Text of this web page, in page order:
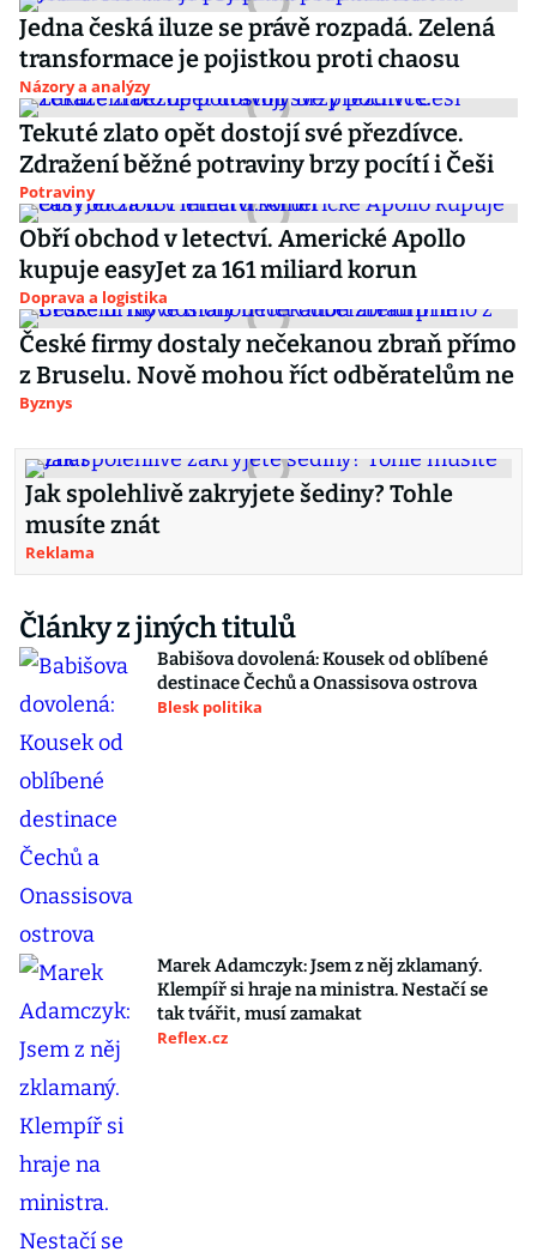
Jedna česká iluze se právě rozpadá. Zelená
transformace je pojistkou proti chaosu
Názory a analýzy
Tekuté zlato opět dostojí své přezdívce.
Zdražení běžné potraviny brzy pocítí i Češi
Potraviny
Obří obchod v letectví. Americké Apollo
kupuje easyJet za 161 miliard korun
Doprava a logistika
České firmy dostaly nečekanou zbraň přímo
z Bruselu. Nově mohou říct odběratelům ne
Byznys
Jak spolehlivě zakryjete šediny? Tohle
musíte znát
Reklama
Články z jiných titulů
Babišova dovolená: Kousek od oblíbené
destinace Čechů a Onassisova ostrova
Blesk politika
Marek Adamczyk: Jsem z něj zklamaný.
Klempíř si hraje na ministra. Nestačí se
tak tvářit, musí zamakat
Reflex.cz